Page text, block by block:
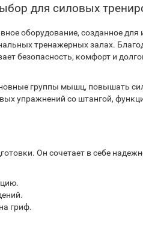
для силовых
оборудование, созданное
тренажерных залах.
безопасность, комфорт и
группы мышц, повышать
упражнений со штангой,
Он сочетает в себе
гриф.